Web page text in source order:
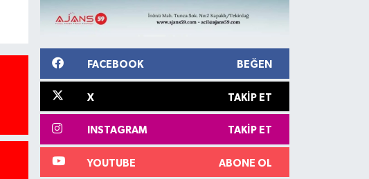
FACEBOOK BEĞEN
X TAKIP ET
INSTAGRAM TAKIP ET
YOUTUBE ABONE OL